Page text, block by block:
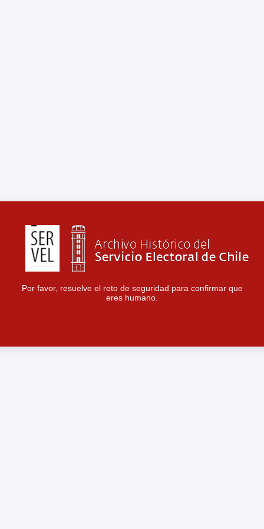
Por favor, resuelve el reto de seguridad para confirmar que
eres humano.